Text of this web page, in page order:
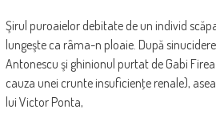
Şirul puroaielor debitate de un individ
lungeşte ca râma-n ploaie. După
Antonescu şi ghinionul purtat de Gabi
cauza unei crunte insuficienţe renale),
lui Victor Ponta,